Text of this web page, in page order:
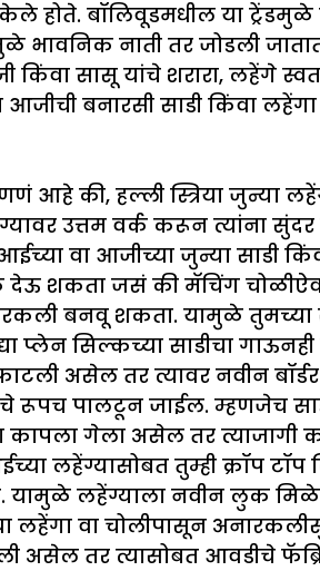
होते. बॉलिवूडमधील या
भावनिक नाती तर जोडली
किंवा सासू यांचे शरारा, लहेंगे
बनारसी साडी किंवा
आहे की, हल्ली स्त्रिया जुन्या
उत्तम वर्क करून त्यांना
वा आजीच्या जुन्या साडी
देऊ शकता जसं की मॅचिंग
बनवू शकता. यामुळे
प्लेन सिल्कच्या साडीचा
असेल तर त्यावर नवीन
पालटून जाईल. म्हणजेच
गेला असेल तर त्याजागी
लहेंग्यासोबत तुम्ही क्रॉप
यामुळे लहेंग्याला नवीन लुक
लहेंगा वा चोलीपासून
असेल तर त्यासोबत आवडीचे